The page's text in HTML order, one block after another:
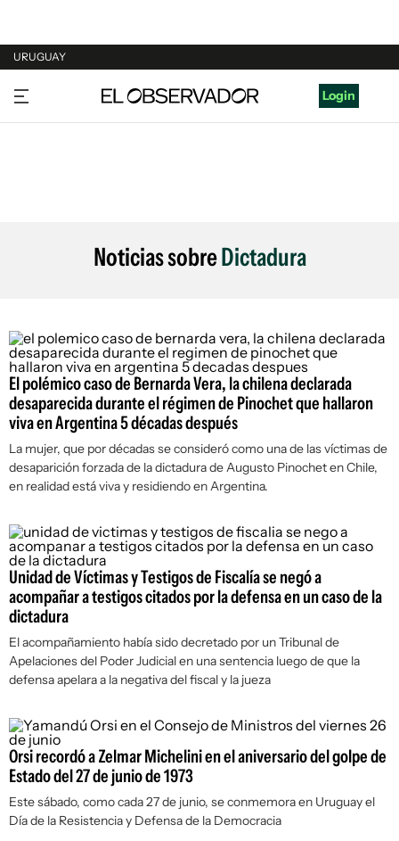
URUGUAY
URUGUAY
ARGENTINA
Login
Noticias sobreDictadura
El polémico caso de Bernarda Vera, la chilena declarada
desaparecida durante el régimen de Pinochet que hallaron
viva en Argentina 5 décadas después
La mujer, que por décadas se consideró como una de las víctimas de
desaparición forzada de la dictadura de Augusto Pinochet en Chile,
en realidad está viva y residiendo en Argentina.
Unidad de Víctimas y Testigos de Fiscalía se negó a
acompañar a testigos citados por la defensa en un caso de la
dictadura
El acompañamiento había sido decretado por un Tribunal de
Apelaciones del Poder Judicial en una sentencia luego de que la
defensa apelara a la negativa del fiscal y la jueza
Orsi recordó a Zelmar Michelini en el aniversario del golpe de
Estado del 27 de junio de 1973
Este sábado, como cada 27 de junio, se conmemora en Uruguay el
Día de la Resistencia y Defensa de la Democracia